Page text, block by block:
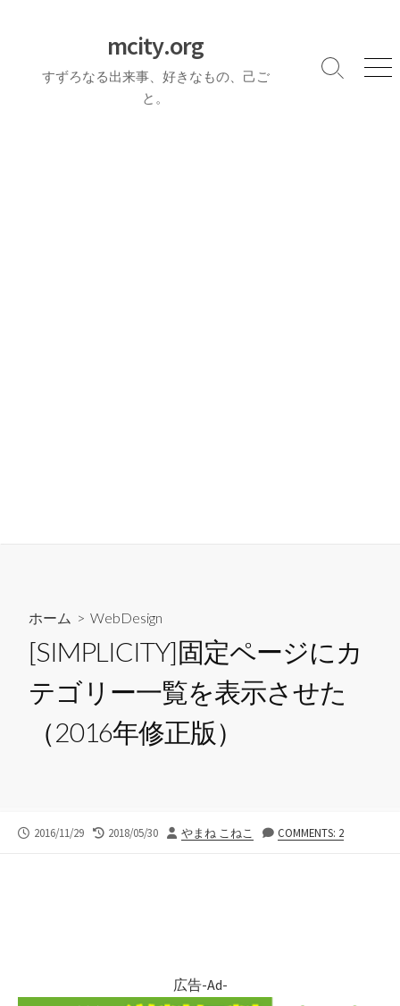
mcity.org
すずろなる出来事、好きなもの、己ご
と。
検
メ
ホーム >WebDesign
[SIMPLICITY]固定ページにカ
テゴリー一覧を表示させた
（2016年修正版）
公
2016/11/29
最
2018/05/30
投
やまね こねこ COMMENTS: 2
広告-Ad-